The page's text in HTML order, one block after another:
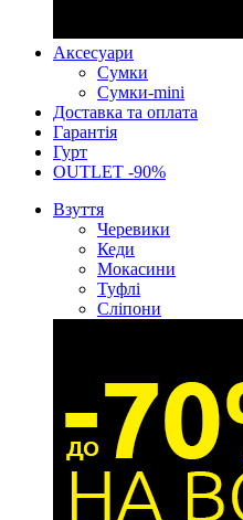
Аксесуари
Сумки
Сумки-mini
Доставка та оплата
Гарантія
Гурт
OUTLET -90%
Взуття
Черевики
Кеди
Мокасини
Туфлі
Сліпони